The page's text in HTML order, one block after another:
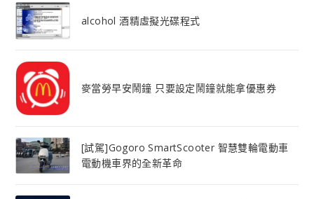
alcohol 酒精虛擬光碟程式
麥當勞早安鬧鐘 只要設定鬧鐘就能拿優惠券
[試駕]Gogoro SmartScooter 智慧雙輪電動車
電動機車界的全新革命